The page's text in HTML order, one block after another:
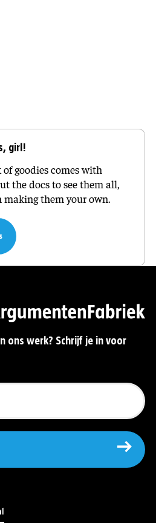
girl!
goodies comes with
the docs to see them all,
them your own.
ons werk? Schrijf je in voor